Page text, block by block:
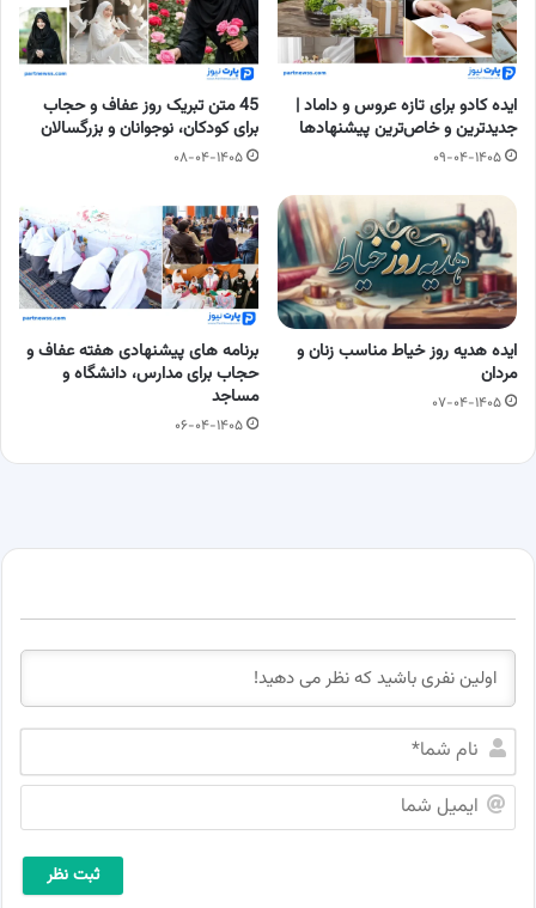
ایده کادو برای تازه عروس و داماد |
جدیدترین و خاص‌ترین پیشنهادها
۰۹-۰۴-۱۴۰۵
45 متن تبریک روز عفاف و حجاب
برای کودکان، نوجوانان و بزرگسالان
۰۸-۰۴-۱۴۰۵
ایده هدیه روز خیاط مناسب زنان و
مردان
۰۷-۰۴-۱۴۰۵
برنامه های پیشنهادی هفته عفاف و
حجاب برای مدارس، دانشگاه و
مساجد
۰۶-۰۴-۱۴۰۵
م
م